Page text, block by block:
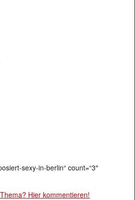
sexy-in-berlin“ count=“3″
Hier kommentieren!